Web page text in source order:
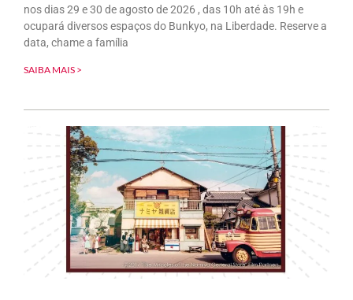
nos dias 29 e 30 de agosto de 2026 , das 10h até às 19h e
ocupará diversos espaços do Bunkyo, na Liberdade. Reserve a
data, chame a família
SAIBA MAIS >